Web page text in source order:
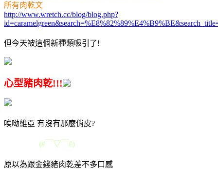
所有肉乾文
http://www.wretch.cc/blog/blog.php?
但今天被這個新種類吸引了!
心型豬肉乾!!!
唉呦維亞 有沒有那麼俏皮?
(#￣▽￣#)
原以為跟金錢豬肉乾差不多口感